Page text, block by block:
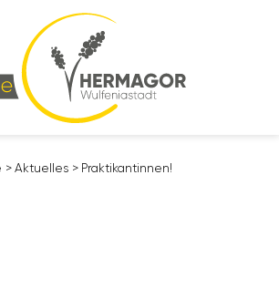
> Aktu­elles > Prak­ti­kan­tinnen!